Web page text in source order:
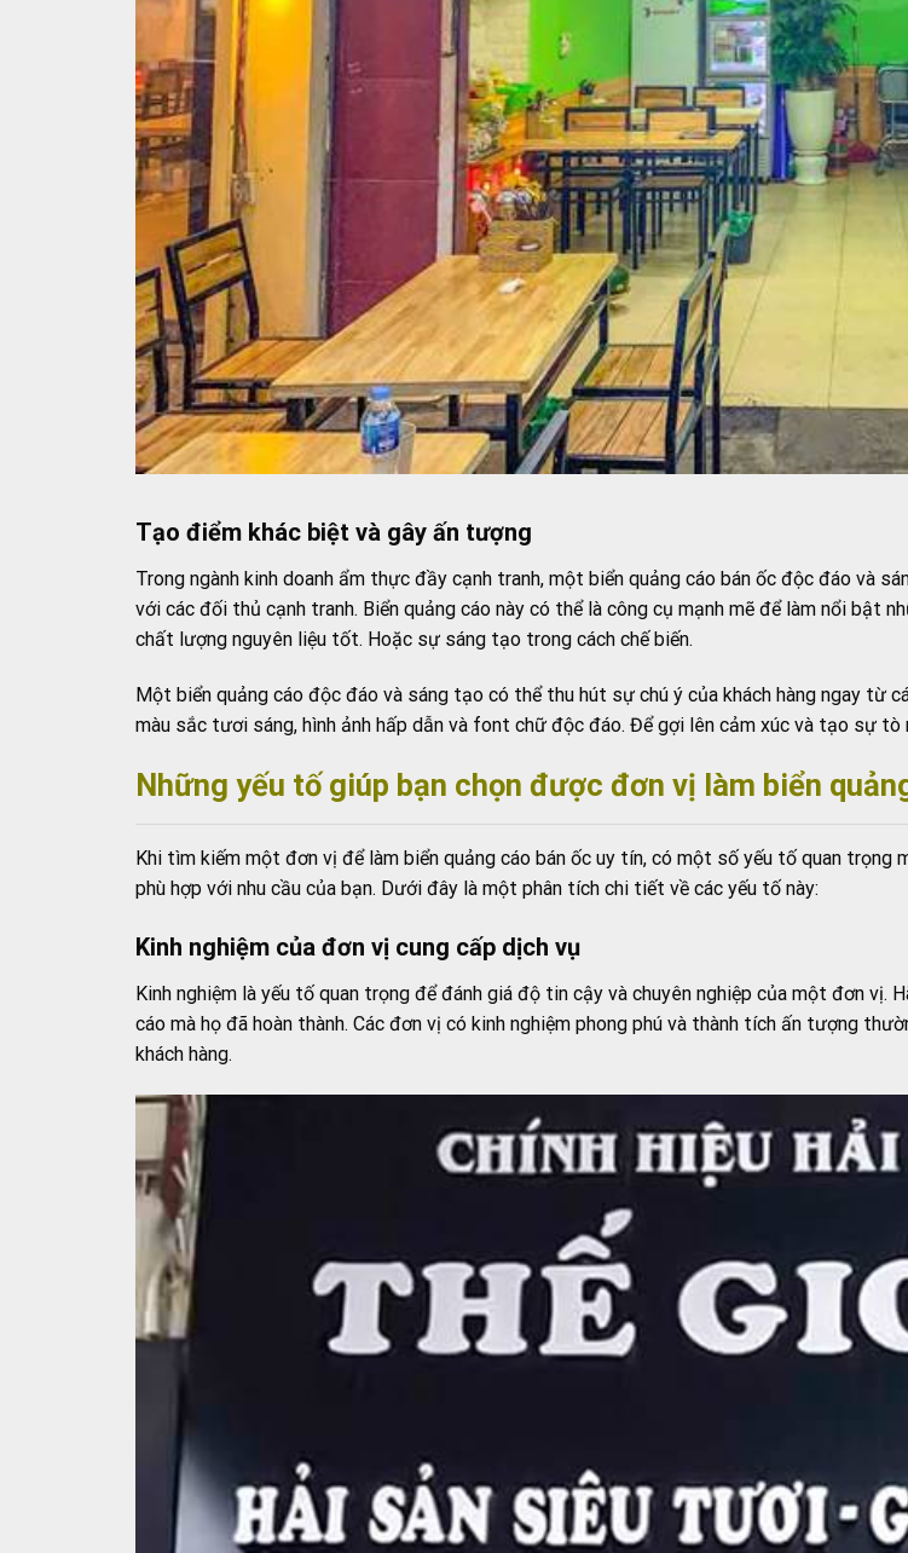
Tạo điểm khác biệt và gây ấn tượng
Trong ngành kinh doanh ẩm thực đầy cạnh tranh, một biển quảng cáo bán ốc độc đáo và
với các đối thủ cạnh tranh. Biển quảng cáo này có thể là công cụ mạnh mẽ để làm nổi bật
chất lượng nguyên liệu tốt. Hoặc sự sáng tạo trong cách chế biến.
Một biển quảng cáo độc đáo và sáng tạo có thể thu hút sự chú ý của khách hàng ngay từ
màu sắc tươi sáng, hình ảnh hấp dẫn và font chữ độc đáo. Để gợi lên cảm xúc và tạo sự tò
Những yếu tố giúp bạn chọn được đơn vị làm biển
Khi tìm kiếm một đơn vị để làm biển quảng cáo bán ốc uy tín, có một số yếu tố quan
phù hợp với nhu cầu của bạn. Dưới đây là một phân tích chi tiết về các yếu tố này:
Kinh nghiệm của đơn vị cung cấp dịch vụ
Kinh nghiệm là yếu tố quan trọng để đánh giá độ tin cậy và chuyên nghiệp của một đơn
cáo mà họ đã hoàn thành. Các đơn vị có kinh nghiệm phong phú và thành tích ấn tượng
khách hàng.